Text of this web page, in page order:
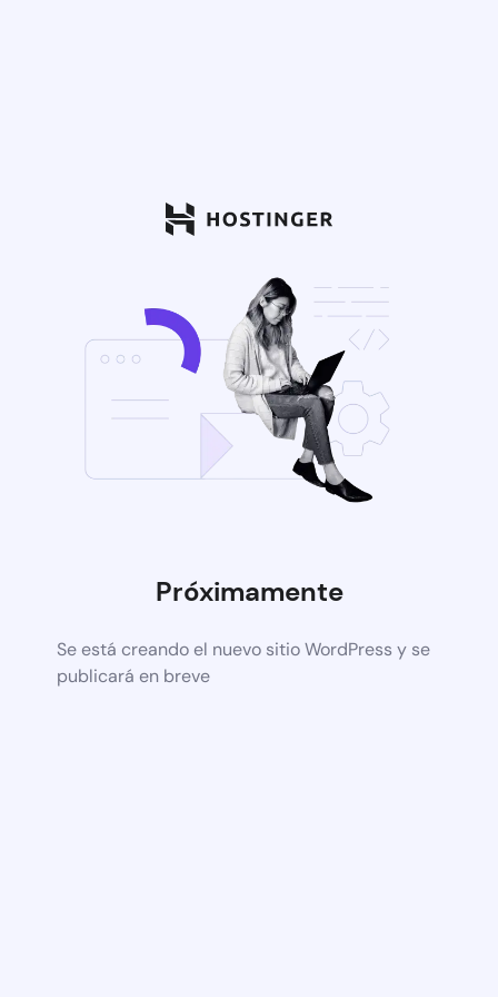
Próximamente
Se está creando el nuevo sitio WordPress y se
publicará en breve